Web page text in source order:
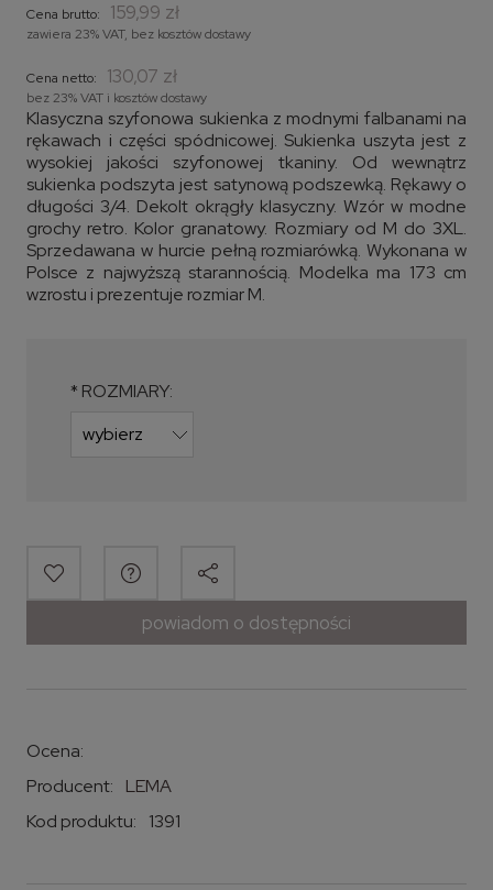
Cena brutto: 159,99 zł
zawiera 23% VAT, bez kosztów dostawy
Cena netto: 130,07 zł
bez 23% VAT i kosztów dostawy
Klasyczna szyfonowa sukienka z modnymi falbanami na
rękawach i części spódnicowej. Sukienka uszyta jest z
wysokiej jakości szyfonowej tkaniny. Od wewnątrz
sukienka podszyta jest satynową podszewką. Rękawy o
długości 3/4. Dekolt okrągły klasyczny. Wzór w modne
grochy retro. Kolor granatowy. Rozmiary od M do 3XL.
Sprzedawana w hurcie pełną rozmiarówką. Wykonana w
Polsce z najwyższą starannością. Modelka ma 173 cm
wzrostu i prezentuje rozmiar M.
* ROZMIARY:
powiadom o dostępności
Ocena:
Producent:
LEMA
Kod produktu:
1391